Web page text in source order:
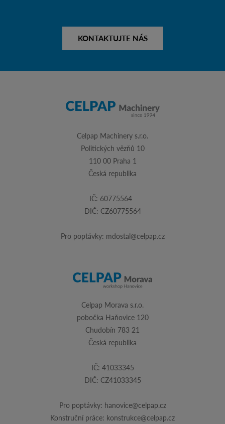
KONTAKTUJTE NÁS
Celpap Machinery s.r.o.
Politických vězňů 10
110 00 Praha 1
Česká republika
IČ: 60775564
DIČ: CZ60775564
Pro poptávky: mdostal@celpap.cz
Celpap Morava s.r.o.
pobočka Haňovice 120
Chudobín 783 21
Česká republika
IČ: 41033345
DIČ: CZ41033345
Pro poptávky: hanovice@celpap.cz
Konstruční práce: konstrukce@celpap.cz